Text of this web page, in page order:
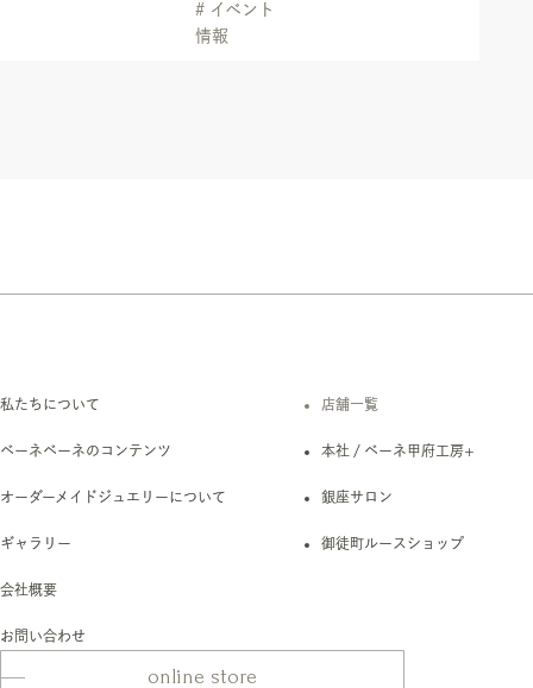
# イベント
情報
私たちについて
ベーネベーネのコンテンツ
オーダーメイドジュエリーについて
ギャラリー
会社概要
お問い合わせ
店舗一覧
本社 / ベーネ甲府工房+
銀座サロン
御徒町ルースショップ
online store